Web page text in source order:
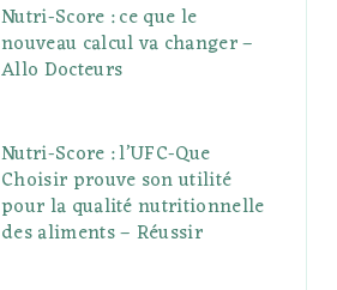
Nutri-Score : ce que le
nouveau calcul va changer –
Allo Docteurs
Nutri-Score : l’UFC-Que
Choisir prouve son utilité
pour la qualité nutritionnelle
des aliments – Réussir